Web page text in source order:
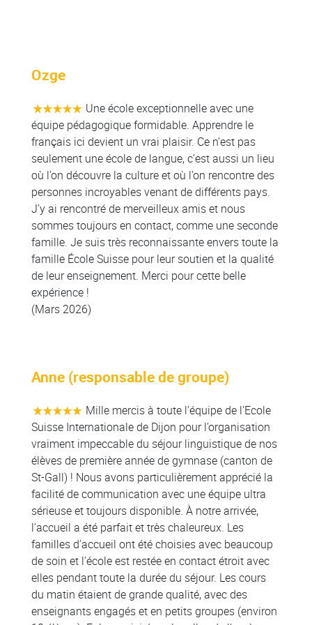
Ozge
Une école exceptionnelle avec une
équipe pédagogique formidable. Apprendre le
français ici devient un vrai plaisir. Ce n’est pas
seulement une école de langue, c’est aussi un lieu
où l’on découvre la culture et où l’on rencontre des
personnes incroyables venant de différents pays.
J’y ai rencontré de merveilleux amis et nous
sommes toujours en contact, comme une seconde
famille. Je suis très reconnaissante envers toute la
famille École Suisse pour leur soutien et la qualité
de leur enseignement. Merci pour cette belle
expérience !
(Mars 2026)
Anne (responsable de groupe)
Mille mercis à toute l’équipe de l'Ecole
Suisse Internationale de Dijon pour l’organisation
vraiment impeccable du séjour linguistique de nos
élèves de première année de gymnase (canton de
St-Gall) ! Nous avons particulièrement apprécié la
facilité de communication avec une équipe ultra
sérieuse et toujours disponible. À notre arrivée,
l’accueil a été parfait et très chaleureux. Les
familles d’accueil ont été choisies avec beaucoup
de soin et l’école est restée en contact étroit avec
elles pendant toute la durée du séjour. Les cours
du matin étaient de grande qualité, avec des
enseignants engagés et en petits groupes (environ